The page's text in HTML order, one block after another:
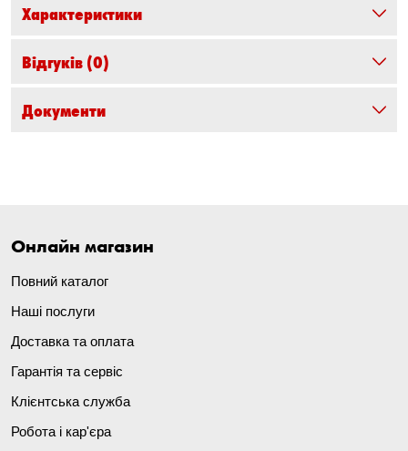
Характеристики
Відгуків (0)
Документи
Онлайн магазин
Повний каталог
Наші послуги
Доставка та оплата
Гарантія та сервіс
Клієнтська служба
Робота і кар'єра